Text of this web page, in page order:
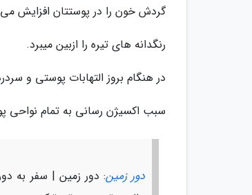
گردش خون را در پوستتان افزایش
رنگدانه های تیره را ازبین میبرد.
در هنگام بروز التهابات پوستی و
سبب اکسیژن رسانی به تمام
دور زمین: دور زمین | سفر به دور